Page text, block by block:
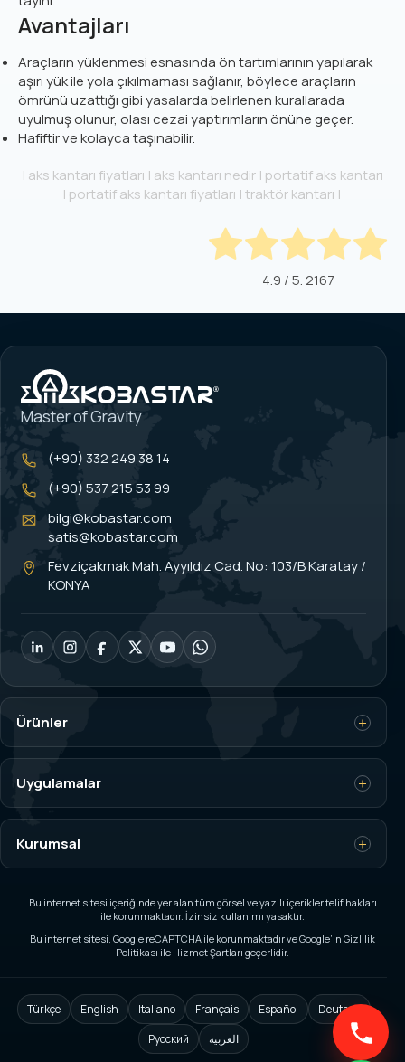
Avantajları
Araçların yüklenmesi esnasında ön tartımlarının yapılarak
aşırı yük ile yola çıkılmaması sağlanır, böylece araçların
ömrünü uzattığı gibi yasalarda belirlenen kurallarada
uyulmuş olunur, olası cezai yaptırımların önüne geçer.
Hafiftir ve kolayca taşınabilir.
| aks kantarı fiyatları | aks kantarı nedir | portatif aks kantarı
| portatif aks kantarı fiyatları | traktör kantarı |
4.9 / 5.2167
Master of Gravity
(+90) 332 249 38 14
(+90) 537 215 53 99
bilgi@kobastar.com
satis@kobastar.com
Fevziçakmak Mah. Ayyıldız Cad. No: 103/B Karatay /
KONYA
Ürünler
Yük Hücresi (Load Cell)
Tartım İndikatörleri
Dinamometre
Endüstriyel Basküller
Aks Kantarı
Uygulamalar
Vinç Aşırı Yük Kontrol
Silo ve Tank Tartım
Özel Tartım ve Otomasyon
Araç Üstü Tartım
Özel Üretim Yük Hücreleri
Kurumsal
Kataloglar
Bu internet sitesi içeriğinde yer alan tüm görsel ve yazılı içerikler telif hakları
ile korunmaktadır. İzinsiz kullanımı yasaktır.
Bu internet sitesi, Google reCAPTCHA ile korunmaktadır ve Google’ın Gizlilik
Politikası ile Hizmet Şartları geçerlidir.
Türkçe English Italiano Français Español
Deutsch
Русский
العربية